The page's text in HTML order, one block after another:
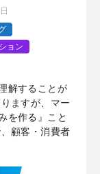
ョン
解することが
ますが、マー
を作る』こと
顧客・消費者